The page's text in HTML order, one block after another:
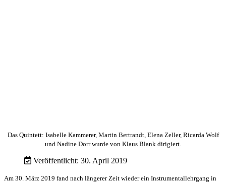
Das Quintett: Isabelle Kammerer, Martin Bertrandt, Elena Zeller, Ricarda Wolf
und Nadine Dorr wurde von Klaus Blank dirigiert.
Veröffentlicht: 30. April 2019
Am 30. März 2019 fand nach längerer Zeit wieder ein Instrumentallehrgang in